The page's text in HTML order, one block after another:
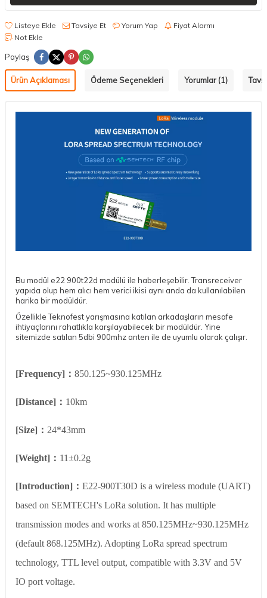
Listeye Ekle Tavsiye Et Yorum Yap
Fiyat Alarmı
Not Ekle
Paylaş
Ürün Açıklaması Ödeme Seçenekleri Yorumlar (1)
Bu modül e22 900t22d modülü ile haberleşebilir. Transreceiver
yapıda olup hem alıcı hem verici ikisi aynı anda da kullanılabilen
harika bir modüldür.
Özellikle Teknofest yarışmasına katılan arkadaşların mesafe
ihtiyaçlarını rahatlıkla karşılayabilecek bir modüldür. Yine
sitemizde satılan 5dbi 900mhz anten ile de uyumlu olarak çalışır.
[Frequency]： 850.125~930.125MHz
[Distance]： 10km
[Size]： 24*43mm
[Weight]： 11±0.2g
[Introduction]： E22-900T30D is a wireless module (UART)
based on SEMTECH's LoRa solution. It has multiple
transmission modes and works at 850.125MHz~930.125MHz
(default 868.125MHz). Adopting LoRa spread spectrum
technology, TTL level output, compatible with 3.3V and 5V
IO port voltage.